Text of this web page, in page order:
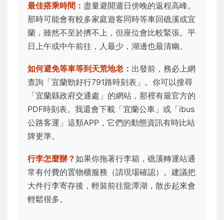
最佳搭乘時間： 盡量避開週日傍晚的返程高峰。
那時可能會有較多家庭遊客同時等車回礁溪或宜
蘭，雖然不至於擠不上，但座位會比較緊張。平
日上午或中午前往，人最少，湖邊也最清幽。
如何避免等車等到天荒地老： 出發前，務必上網
查詢「宜蘭勁好行791路時刻表」。你可以搜尋
「宜蘭縣政府交通處」的網站，那裡有最官方的
PDF時刻表。我還會下載「宜蘭公車」或「ibus
公路客運」這類APP，它們的動態資訊有時比站
牌更準。
行李怎麼辦？如果你拖著行李箱，礁溪轉運站通
常有付費的置物櫃服務（請現場確認）。建議把
大件行李寄存後，輕裝前往龍潭湖，散步起來會
輕鬆很多。